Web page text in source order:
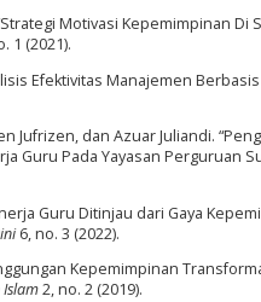
Motivasi Kepemimpinan Di
1 (2021).
Efektivitas Manajemen
Jufrizen, dan Azuar Juliandi.
Guru Pada Yayasan Perguruan
Guru Ditinjau dari Gaya
6, no. 3 (2022).
Kepemimpinan
2, no. 2 (2019).